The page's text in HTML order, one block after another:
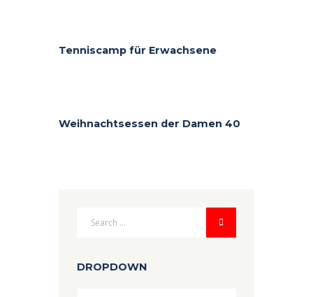
Tenniscamp für Erwachsene
Weihnachtsessen der Damen 40
DROPDOWN